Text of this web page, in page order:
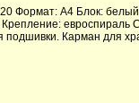
Формат: А4 Блок:
евроспираль
Карман для